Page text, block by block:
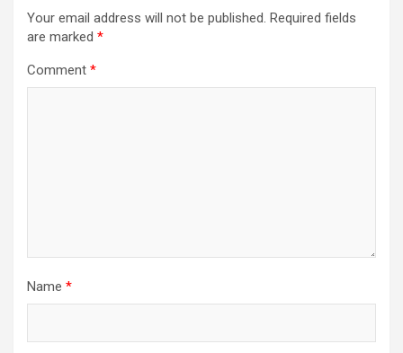
Your email address will not be published. Required fields
are marked *
Comment *
Name *